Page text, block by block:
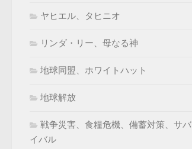
ヤヒエル、タヒニオ
リンダ・リー、母なる神
地球同盟、ホワイトハット
地球解放
戦争災害、食糧危機、備蓄対策、サバ
イバル